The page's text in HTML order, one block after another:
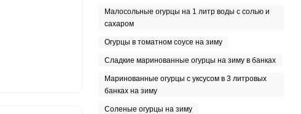
Малосольные огурцы на 1 литр воды с солью и
сахаром
Огурцы в томатном соусе на зиму
Сладкие маринованные огурцы на зиму в банках
Маринованные огурцы с уксусом в 3 литровых
банках на зиму
Соленые огурцы на зиму